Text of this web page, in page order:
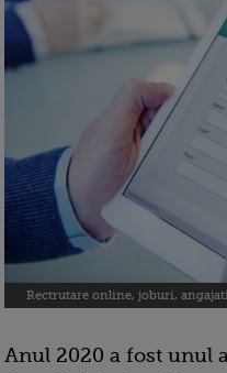
Rectrutare online, joburi,
Anul 2020 a fost unul